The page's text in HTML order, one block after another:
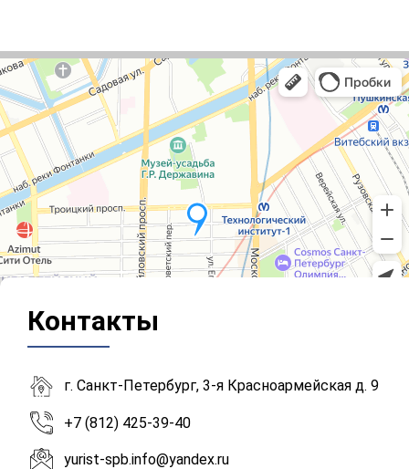
Контакты
г. Санкт-Петербург, 3-я Красноармейская д. 9
+7 (812) 425-39-40
yurist-spb.info@yandex.ru